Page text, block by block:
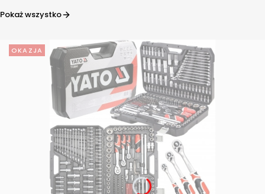
Pokaż wszystko
OKAZJA